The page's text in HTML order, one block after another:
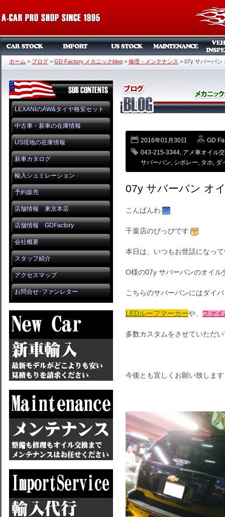
ホーム > ブログ > GD Factory メカニックblog > 修理・メンテナンス > 07y サバーバン
LEXANIのAW&タイヤ格安セット
中古車・新車の在庫情報
US現地の在庫情報
新車カタログ
輸入シュミレーション
予約販売
店舗情報 東京本店
店舗情報 GDFactory
会社概要
スタッフ紹介
アクセスマップ
お問合せ･ファンレター
2016年01月30日
GD
043-215-3344, アメ車オイル
サバーバン, シボレー, タホ, ダ
07y サバーバン オ
こんばんわ
千葉店のぴっぴです
本日は、いつもお世話になっ
O様の07y サバーバンのオイル
こちらのサバーバンにはダイ
LEDルーフマーカーや、 ファ
多数カスタムをさせていただ
今後とも宜しくお願い致します